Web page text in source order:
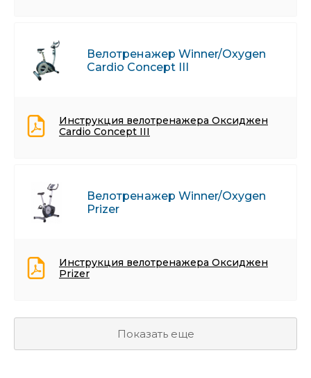
Велотренажер Winner/Oxygen
Cardio Concept III
Инструкция велотренажера Оксиджен
Cardio Concept III
Велотренажер Winner/Oxygen
Prizer
Инструкция велотренажера Оксиджен
Prizer
Показать еще